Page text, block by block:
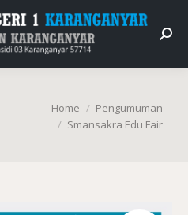
You are here:
Home
Pengumuman
Smansakra Edu Fair